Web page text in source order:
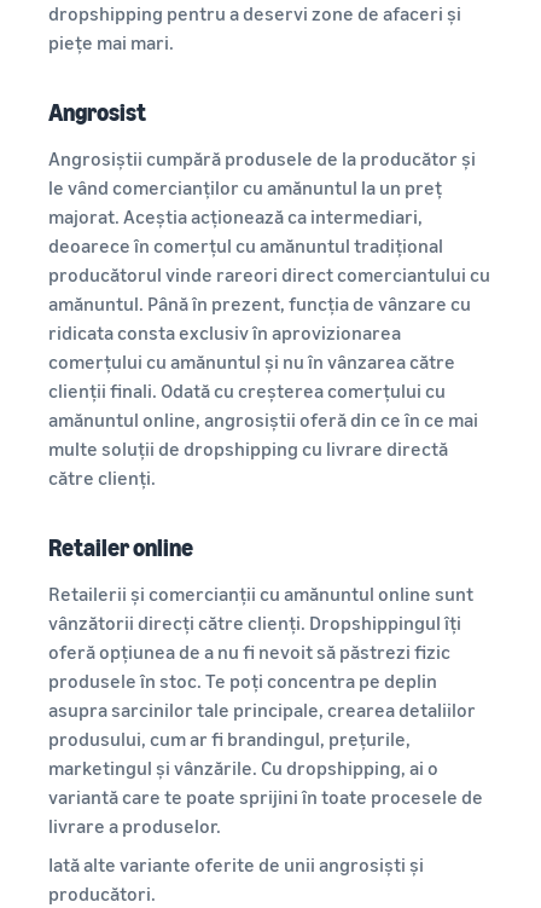
dropshipping pentru a deservi zone de afaceri și
piețe mai mari.
Angrosist
Angrosiștii cumpără produsele de la producător și
le vând comercianților cu amănuntul la un preț
majorat. Aceștia acționează ca intermediari,
deoarece în comerțul cu amănuntul tradițional
producătorul vinde rareori direct comerciantului cu
amănuntul. Până în prezent, funcția de vânzare cu
ridicata consta exclusiv în aprovizionarea
comerțului cu amănuntul și nu în vânzarea către
clienții finali. Odată cu creșterea comerțului cu
amănuntul online, angrosiștii oferă din ce în ce mai
multe soluții de dropshipping cu livrare directă
către clienți.
Retailer online
Retailerii și comercianții cu amănuntul online sunt
vânzătorii direcți către clienți. Dropshippingul îți
oferă opțiunea de a nu fi nevoit să păstrezi fizic
produsele în stoc. Te poți concentra pe deplin
asupra sarcinilor tale principale, crearea detaliilor
produsului, cum ar fi brandingul, prețurile,
marketingul și vânzările. Cu dropshipping, ai o
variantă care te poate sprijini în toate procesele de
livrare a produselor.
Iată alte variante oferite de unii angrosiști și
producători.